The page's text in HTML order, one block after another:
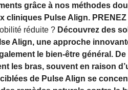
grâce à nos méthodes
Pulse Align. PRENEZ
réduite ? Découvrez des
Align, une approche
le bien-être général.
les bras, souvent en raison
de Pulse Align se